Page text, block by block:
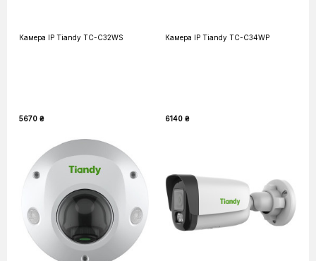
Камера IP Tiandy TC-C32WS
5670 ₴
Камера IP Tiandy TC-C34WP
6140 ₴